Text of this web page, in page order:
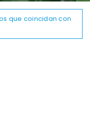
que coincidan con